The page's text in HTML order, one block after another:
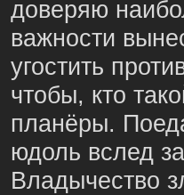
доверяю
важности
угостить
чтобы, кто
планёры.
юдоль вслед
Владычество